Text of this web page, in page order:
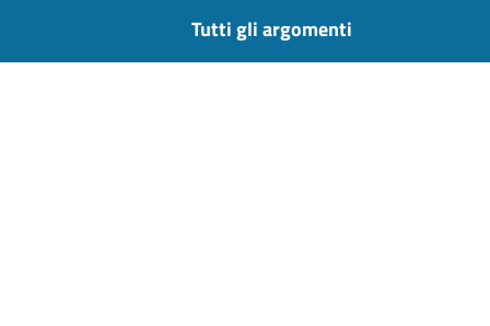
Tutti gli argomenti